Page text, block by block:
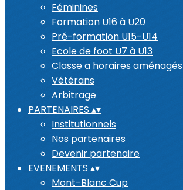
Féminines
Formation U16 à U20
Pré-formation U15-U14
Ecole de foot U7 à U13
Classe a horaires aménagés
Vétérans
Arbitrage
PARTENAIRES ▴▾
Institutionnels
Nos partenaires
Devenir partenaire
EVENEMENTS ▴▾
Mont-Blanc Cup